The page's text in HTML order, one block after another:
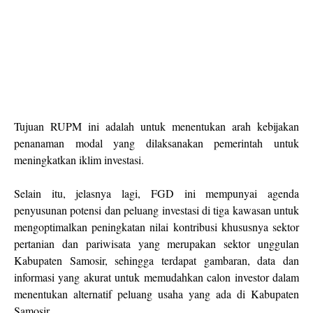
Tujuan RUPM ini adalah untuk menentukan arah kebijakan
penanaman modal yang dilaksanakan pemerintah untuk
meningkatkan iklim investasi.
Selain itu, jelasnya lagi, FGD ini mempunyai agenda
penyusunan potensi dan peluang investasi di tiga kawasan untuk
mengoptimalkan peningkatan nilai kontribusi khususnya sektor
pertanian dan pariwisata yang merupakan sektor unggulan
Kabupaten Samosir, sehingga terdapat gambaran, data dan
informasi yang akurat untuk memudahkan calon investor dalam
menentukan alternatif peluang usaha yang ada di Kabupaten